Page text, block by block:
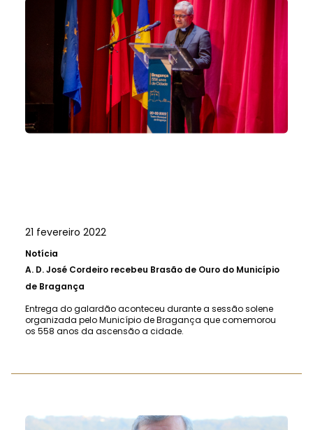
21 fevereiro 2022
Notícia
A. D. José Cordeiro recebeu Brasão de Ouro do Município
de Bragança
Entrega do galardão aconteceu durante a sessão solene
organizada pelo Município de Bragança que comemorou
os 558 anos da ascensão a cidade.